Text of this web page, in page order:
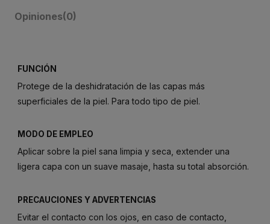
Opiniones(0)
FUNCIÓN
Protege de la deshidratación de las capas más
superficiales de la piel. Para todo tipo de piel.
MODO DE EMPLEO
Aplicar sobre la piel sana limpia y seca, extender una
ligera capa con un suave masaje, hasta su total absorción.
PRECAUCIONES Y ADVERTENCIAS
Evitar el contacto con los ojos, en caso de contacto,